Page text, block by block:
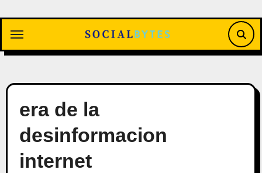
contenido
era de la
desinformacion
internet